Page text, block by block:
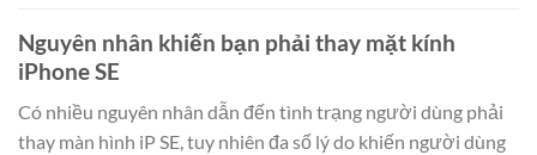
Nguyên nhân khiến bạn phải thay mặt kính
iPhone SE
Có nhiều nguyên nhân dẫn đến tình trạng người dùng phải
thay màn hình iP SE, tuy nhiên đa số lý do khiến người dùng